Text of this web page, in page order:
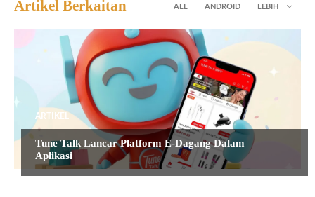
Artikel Berkaitan ALL ANDROID LEBIH
ARTIKEL
Tune Talk Lancar Platform E-Dagang Dalam
Aplikasi